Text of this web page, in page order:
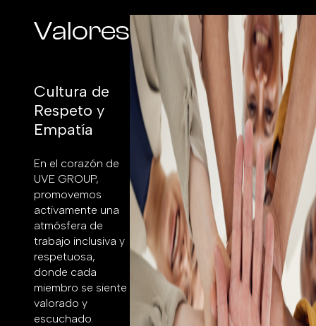
Valores
Cultura de
Respeto y
Empatía
En el corazón de
UVE GROUP,
promovemos
activamente una
atmósfera de
trabajo inclusiva y
respetuosa,
donde cada
miembro se siente
valorado y
escuchado.